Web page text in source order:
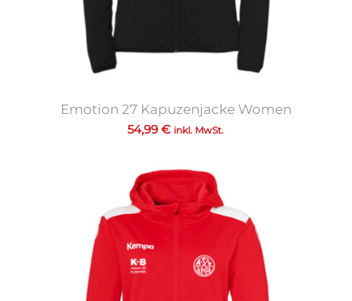
Emotion 27 Kapuzenjacke Women
54,99€ inkl. MwSt.